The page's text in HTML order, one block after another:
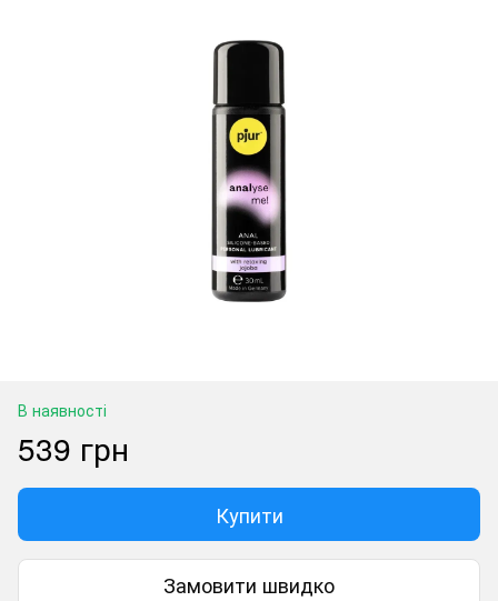
В наявності
539 грн
Купити
Замовити швидко